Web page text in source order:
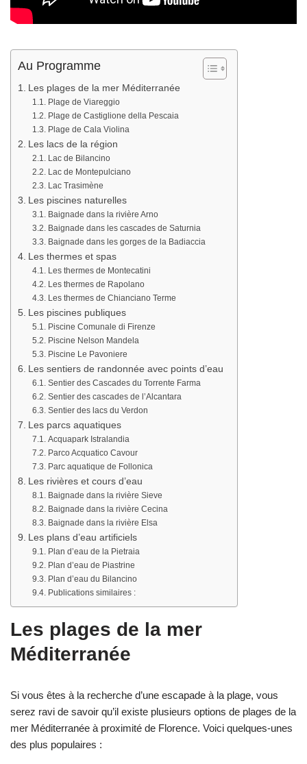
Au Programme
Les plages de la mer Méditerranée
Plage de Viareggio
Plage de Castiglione della Pescaia
Plage de Cala Violina
Les lacs de la région
Lac de Bilancino
Lac de Montepulciano
Lac Trasimène
Les piscines naturelles
Baignade dans la rivière Arno
Baignade dans les cascades de Saturnia
Baignade dans les gorges de la Badiaccia
Les thermes et spas
Les thermes de Montecatini
Les thermes de Rapolano
Les thermes de Chianciano Terme
Les piscines publiques
Piscine Comunale di Firenze
Piscine Nelson Mandela
Piscine Le Pavoniere
Les sentiers de randonnée avec points d’eau
Sentier des Cascades du Torrente Farma
Sentier des cascades de l’Alcantara
Sentier des lacs du Verdon
Les parcs aquatiques
Acquapark Istralandia
Parco Acquatico Cavour
Parc aquatique de Follonica
Les rivières et cours d’eau
Baignade dans la rivière Sieve
Baignade dans la rivière Cecina
Baignade dans la rivière Elsa
Les plans d’eau artificiels
Plan d’eau de la Pietraia
Plan d’eau de Piastrine
Plan d’eau du Bilancino
Publications similaires :
Les plages de la mer
Méditerranée
Si vous êtes à la recherche d’une escapade à la plage, vous
serez ravi de savoir qu’il existe plusieurs options de plages de la
mer Méditerranée à proximité de Florence. Voici quelques-unes
des plus populaires :